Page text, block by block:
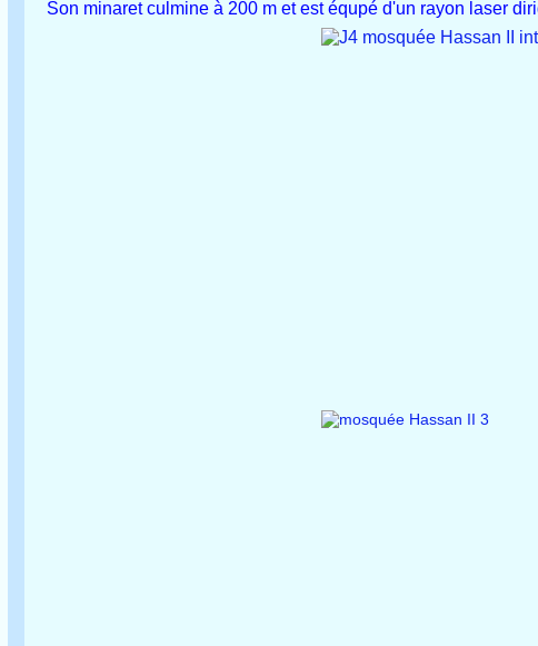
Son minaret culmine à 200 m et est équpé d'un rayon laser